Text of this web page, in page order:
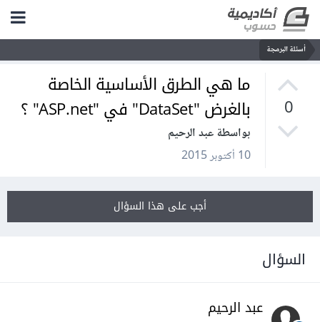
أسئلة البرمجة
0
ما هي الطرق الأساسية الخاصة
بالغرض "DataSet" في "ASP.net" ؟
بواسطة عبد الرحيم
10 أكتوبر 2015
أجب على هذا السؤال
السؤال
عبد الرحيم